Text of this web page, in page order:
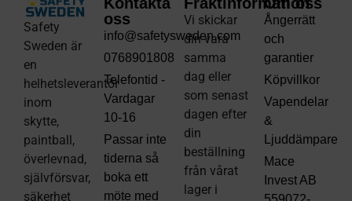
Safety
Sweden är
en
helhetsleverantör
inom
skytte,
paintball,
överlevnad,
självförsvar,
säkerhet
oss
info@safetysweden.com
0768901808
Telefontid -
Vardagar
10-16
Passar inte
tiderna så
boka ett
möte med
Vi skickar
din vara
samma
dag eller
som senast
dagen efter
din
beställning
från vårat
lager i
Ångerrätt
och
garantier
Köpvillkor
Vapendelar
&
Ljuddämpare
Mace
Invest AB